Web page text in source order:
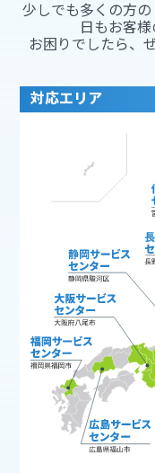
少しでも多くの方
日もお客様
お困りでしたら、
対応エリア